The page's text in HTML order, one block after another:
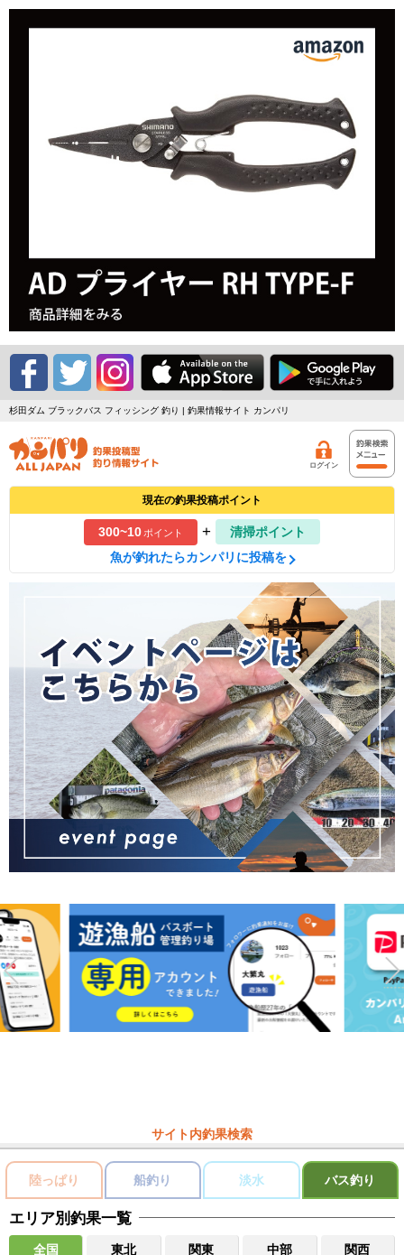
杉田ダム ブラックバス フィッシング 釣り | 釣果情報サイト カンパリ
ログイン
現在の釣果投稿ポイント
300~10ポイント +
清掃ポイント
魚が釣れたらカンパリに投稿を
サイト内釣果検索
陸っぱり 船釣り 淡水 バス釣り
エリア別釣果一覧
全国 東北 関東 中部 関西